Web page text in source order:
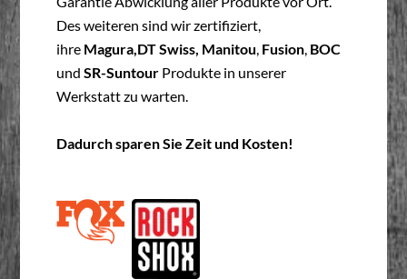
Des weiteren sind wir zertifiziert,
ihre Magura,DT Swiss, Manitou, Fusion, BOC
undSR-Suntour Produkte in unserer
Werkstatt zu warten.
Dadurch sparen Sie Zeit und Kosten!